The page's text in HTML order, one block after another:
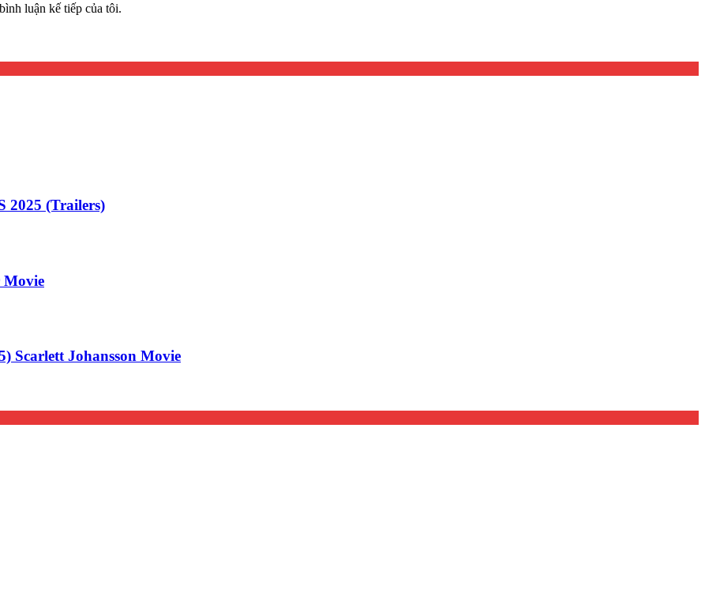
luận kế tiếp của tôi.
2025 (Trailers)
Movie
Scarlett Johansson Movie